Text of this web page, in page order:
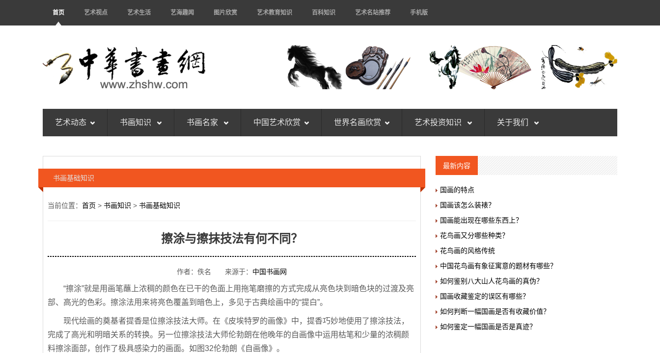
首页 艺术视点 艺术生活 艺海趣闻 图片欣赏 艺术教育知识 百科知识 艺术名站推荐 手机版
艺术动态 书画知识 书画名家 中国艺术欣赏 世界名画欣赏 艺术投资知识 关于我们
书画基础知识
当前位置： 首页 > 书画知识 > 书画基础知识
擦涂与擦抹技法有何不同？
作者：佚名 来源于： 中国书画网
“擦涂”就是用画笔蘸上浓稠的颜色在已干的色面上用拖笔磨擦的方式完成从亮色块到暗色块的过渡及亮
部、高光的色彩。擦涂法用来将亮色覆盖到暗色上，多见于古典绘画中的“提白”。
现代绘画的奠基者提香是位擦涂技法大师。在《皮埃特罗的画像》中，提香巧妙地使用了擦涂技法，
完成了高光和明暗关系的转换。另一位擦涂技法大师伦勃朗在他晚年的自画像中运用枯笔和少量的浓稠颜
料擦涂面部，创作了极具感染力的画面。如图32伦勃朗《自画像》。
最新内容
国画的特点
国画该怎么装裱？
国画能出现在哪些东西上？
花鸟画又分哪些种类？
花鸟画的风格传统
中国花鸟画有象征寓意的题材有哪些？
如何鉴别八大山人花鸟画的真伪？
国画收藏鉴定的误区有哪些？
如何判断一幅国画是否有收藏价值？
如何鉴定一幅国画是否是真迹？